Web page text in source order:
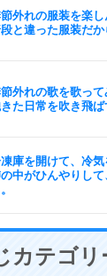
外れの服装を楽し
と違った服装だか
外れの歌を歌って
た日常を吹き飛ば
庫を開けて、冷気
中がひんやりし
カテゴ